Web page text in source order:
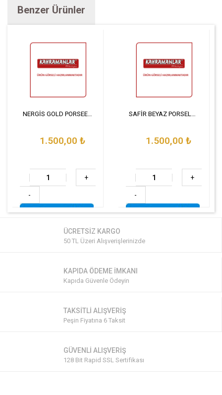
Benzer Ürünler
NERGİS GOLD PORSEEN BAHARAT TAKIMI 10 PARÇA
1.500,00 ₺
+
-
SAFİR BEYAZ PORSELEN BAHARAT TAKIMI 10 PARÇA
1.500,00 ₺
+
-
ÜCRETSİZ KARGO
50 TL Üzeri Alışverişlerinizde
KAPIDA ÖDEME İMKANI
Kapıda Güvenle Ödeyin
TAKSİTLİ ALIŞVERİŞ
Peşin Fiyatına 6 Taksit
GÜVENLİ ALIŞVERİŞ
128 Bit Rapid SSL Sertifikası